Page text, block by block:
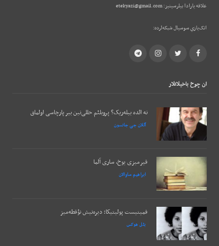
علاقه يارادا بيلرسينيز:etekyazi@gmail.com
اتک‌يازي سوسيال شبکه‌لرده:
Facebook
Twitter
Instagram
Telegram
ان چوخ باخيلانلار
نه ائده بیله‌ریک؟ پروبلئم حللی‌نین بیر پارچاسی اولماق
آللان جی جانسون
قیرمیزی یوخ، ساری آلما
ابراهیم ساوالان
فمینیست پولیتیکا: دیره‌نیش نؤقطه‌میز
بئل هوکس